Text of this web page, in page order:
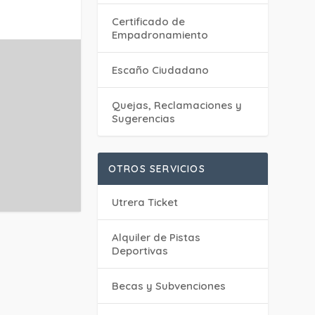
Certificado de
Empadronamiento
Escaño Ciudadano
Quejas, Reclamaciones y
Sugerencias
OTROS SERVICIOS
Utrera Ticket
Alquiler de Pistas
Deportivas
Becas y Subvenciones